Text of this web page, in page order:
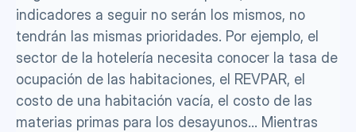
indicadores a seguir no serán los mismos, no
tendrán las mismas prioridades. Por ejemplo, el
sector de la hotelería necesita conocer la tasa de
ocupación de las habitaciones, el REVPAR, el
costo de una habitación vacía, el costo de las
materias primas para los desayunos… Mientras